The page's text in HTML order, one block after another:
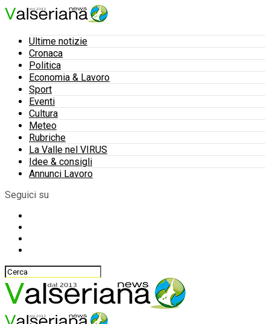
Ultime notizie
Cronaca
Politica
Economia & Lavoro
Sport
Eventi
Cultura
Meteo
Rubriche
La Valle nel VIRUS
Idee & consigli
Annunci Lavoro
Seguici su